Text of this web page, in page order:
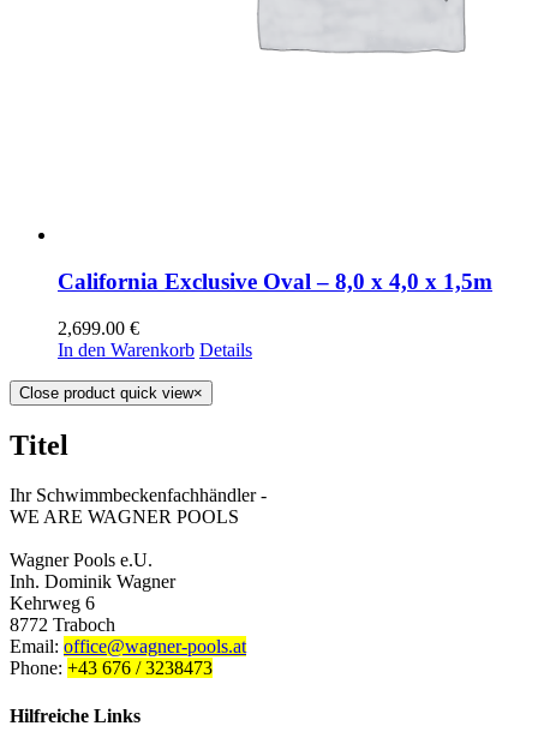
California Exclusive Oval – 8,0 x 4,0 x 1,5m
2,699.00 €
In den Warenkorb Details
Close product quick view×
Titel
Ihr Schwimmbeckenfachhändler -
WE ARE WAGNER POOLS
Wagner Pools e.U.
Inh. Dominik Wagner
Kehrweg 6
8772 Traboch
Email: office@wagner-pools.at
Phone: +43 676 / 3238473
Hilfreiche Links